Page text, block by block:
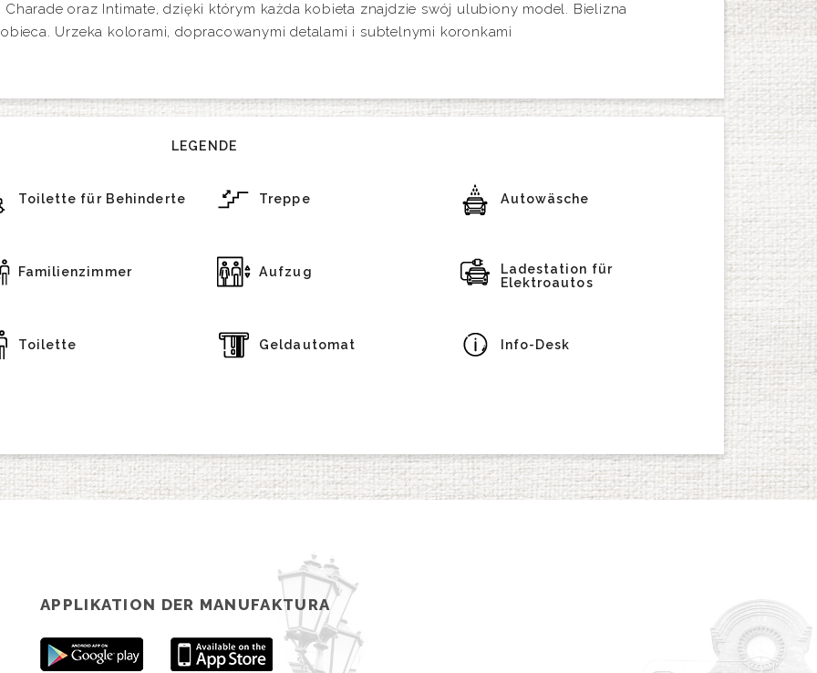
Charade oraz Intimate, dzięki którym każda kobieta znajdzie swój ulubiony model. Bielizna
Urzeka kolorami, dopracowanymi detalami i subtelnymi koronkami
LEGENDE
Toilette für Behinderte Treppe Autowäsche
Familienzimmer Aufzug
Ladestation für
Elektroautos
Toilette Geldautomat Info-Desk
APPLIKATION DER MANUFAKTURA